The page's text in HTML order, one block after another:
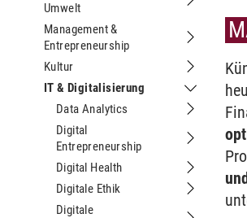
Umwelt
Untermenu
Management &
Entrepreneurship
Untermenu
Kultur
Untermenu
IT & Digitalisierung
Untermenu
Data Analytics
Untermenu
Digital
Entrepreneurship
Untermenu
Digital Health
Untermenu
Digitale Ethik
Untermenu
Digitale